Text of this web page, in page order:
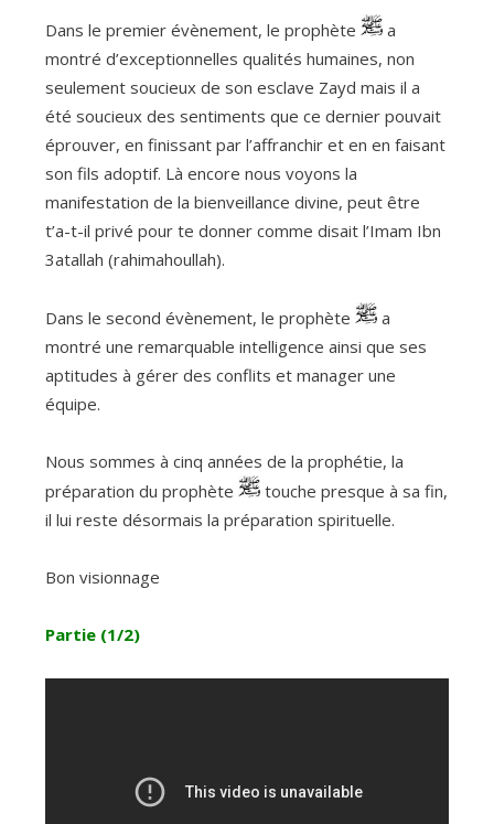
Dans le premier évènement, le prophète
a
montré d’exceptionnelles qualités humaines, non
seulement soucieux de son esclave Zayd mais il a
été soucieux des sentiments que ce dernier pouvait
éprouver, en finissant par l’affranchir et en en faisant
son fils adoptif. Là encore nous voyons la
manifestation de la bienveillance divine, peut être
t’a-t-il privé pour te donner comme disait l’Imam Ibn
3atallah (rahimahoullah).
Dans le second évènement, le prophète
a
montré une remarquable intelligence ainsi que ses
aptitudes à gérer des conflits et manager une
équipe.
Nous sommes à cinq années de la prophétie, la
préparation du prophète
touche presque à sa fin,
il lui reste désormais la préparation spirituelle.
Bon visionnage
Partie (1/2)